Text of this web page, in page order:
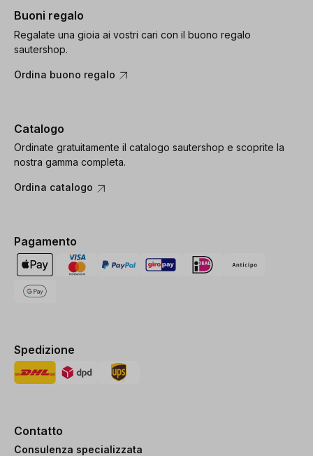
Buoni regalo
Regalate una gioia ai vostri cari con il buono regalo
sautershop.
Ordina buono regalo
Catalogo
Ordinate gratuitamente il catalogo sautershop e scoprite la
nostra gamma completa.
Ordina catalogo
Pagamento
Spedizione
Contatto
Consulenza specializzata